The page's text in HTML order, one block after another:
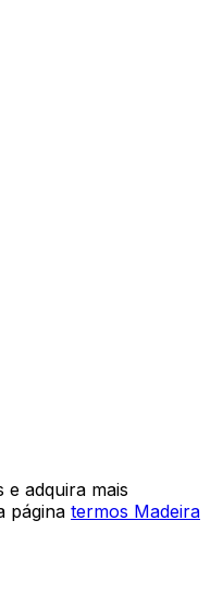
adquira mais
página termos Madeira